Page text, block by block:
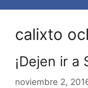
calixto
¡Dejen ir a
noviembre 2,